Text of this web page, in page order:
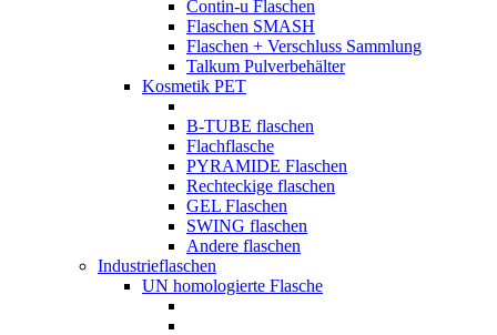
Contin-u Flaschen
Flaschen SMASH
Flaschen + Verschluss Sammlung
Talkum Pulverbehälter
Kosmetik PET
B-TUBE flaschen
Flachflasche
PYRAMIDE Flaschen
Rechteckige flaschen
GEL Flaschen
SWING flaschen
Andere flaschen
Industrieflaschen
UN homologierte Flasche